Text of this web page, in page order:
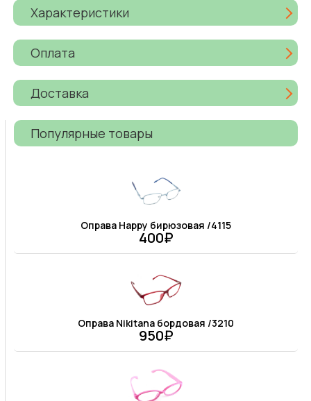
Характеристики
Оплата
Доставка
Популярные товары
Оправа Happy бирюзовая /4115
400₽
Оправа Nikitana бордовая /3210
950₽